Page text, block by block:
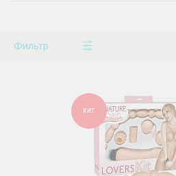
Фильтр
ХИТ